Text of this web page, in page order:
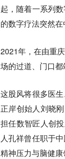
起，随着一系列
的数字疗法突然在
2021年，在由重
场的过道、门口都
这股风将很多医
正岸创始人刘晓
担任数智匠人创
人孔祥曾任职于
精神压力与脑健康